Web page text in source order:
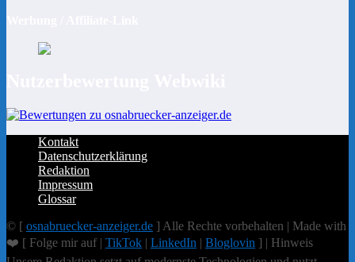
Kontakt
Datenschutzerklärung
Redaktion
Impressum
Glossar
© [ osnabruecker-anzeiger.de ] Alle Rechte vorbehalten | Made with
❤️ [ Folge mir auf | TikTok | LinkedIn | Bloglovin ] | Hinweis